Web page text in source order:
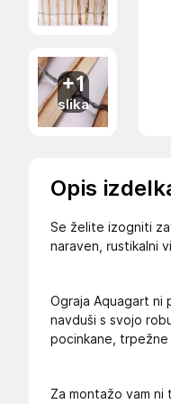
+1
slika
Opis
Se želite izogniti
naraven, rustikalni
Ograja Aquagart ni
navduši s svojo
pocinkane, trpežne
Za montažo vam